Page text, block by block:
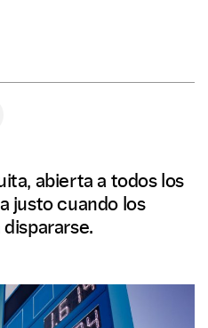
abierta a todos los
justo cuando los